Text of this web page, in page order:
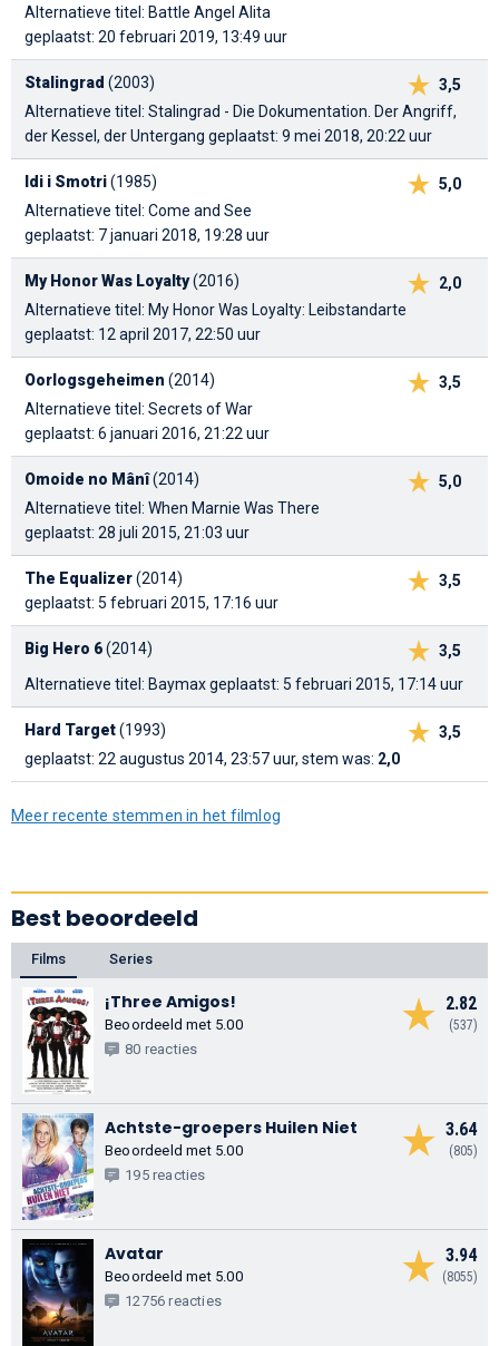
Alternatieve titel: Battle Angel Alita
geplaatst: 20 februari 2019, 13:49 uur
3,5
Stalingrad (2003)
Alternatieve titel: Stalingrad - Die Dokumentation. Der Angriff,
der Kessel, der Untergang geplaatst: 9 mei 2018, 20:22 uur
5,0
Idi i Smotri(1985)
Alternatieve titel: Come and See
geplaatst: 7 januari 2018, 19:28 uur
2,0
My Honor Was Loyalty(2016)
Alternatieve titel: My Honor Was Loyalty: Leibstandarte
geplaatst: 12 april 2017, 22:50 uur
3,5
Oorlogsgeheimen (2014)
Alternatieve titel: Secrets of War
geplaatst: 6 januari 2016, 21:22 uur
5,0
Omoide no Mânî(2014)
Alternatieve titel: When Marnie Was There
geplaatst: 28 juli 2015, 21:03 uur
3,5
The Equalizer(2014)
geplaatst: 5 februari 2015, 17:16 uur
3,5
Big Hero 6(2014)
Alternatieve titel: Baymaxgeplaatst: 5 februari 2015, 17:14 uur
3,5
Hard Target(1993)
geplaatst: 22 augustus 2014, 23:57 uur, stem was: 2,0
Meer recente stemmen in het filmlog
Best beoordeeld
Films Series
2.82
(537)
¡Three Amigos!
Beoordeeld met 5.00
80 reacties
3.64
(805)
Achtste-groepers Huilen Niet
Beoordeeld met 5.00
195 reacties
3.94
(8055)
Avatar
Beoordeeld met 5.00
12756 reacties